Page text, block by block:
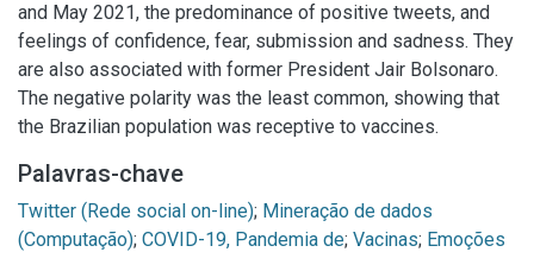
and May 2021, the predominance of positive tweets, and
feelings of confidence, fear, submission and sadness. They
are also associated with former President Jair Bolsonaro.
The negative polarity was the least common, showing that
the Brazilian population was receptive to vaccines.
Palavras-chave
Twitter (Rede social on-line); Mineração de dados
(Computação); COVID-19, Pandemia de; Vacinas; Emoções